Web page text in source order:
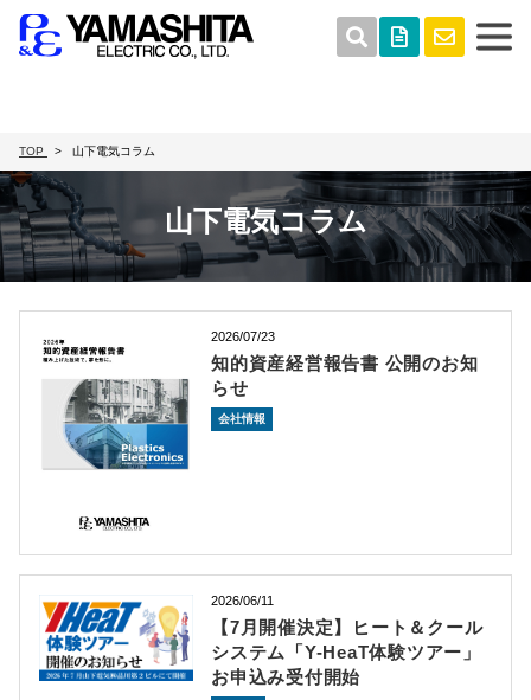
TOP 山下電気コラム
山下電気コラム
2026/07/23
知的資産経営報告書 公開のお知
らせ
会社情報
2026/06/11
【7月開催決定】ヒート＆クール
システム「Y-HeaT体験ツアー」
お申込み受付開始